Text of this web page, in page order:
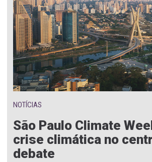
NOTÍCIAS
São Paulo Climate
crise climática no
debate